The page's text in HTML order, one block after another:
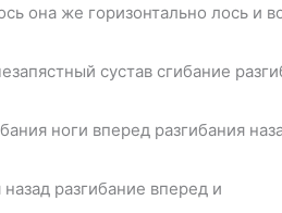
она же горизонтально лось и
сустав сгибание
ноги вперед разгибания
разгибание вперед и